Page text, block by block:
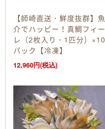
【師崎直送・鮮度抜群】魚
介でハッピー！真鯛フィー
レ（2枚入り・1匹分）×10
パック【冷凍】
12,960円(税込)